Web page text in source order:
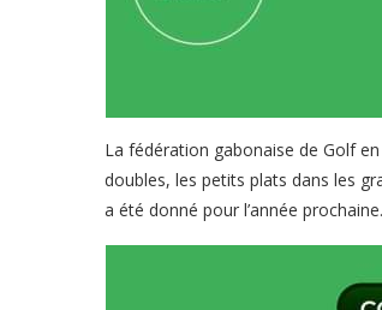
La fédération gabonaise de Golf
doubles, les petits plats dans les
a été donné pour l’année prochaine.